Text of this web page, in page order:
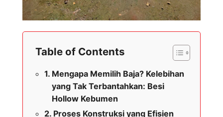
Table of Contents
Mengapa Memilih Baja? Kelebihan
yang Tak Terbantahkan: Besi
Hollow Kebumen
Proses Konstruksi yang Efisien